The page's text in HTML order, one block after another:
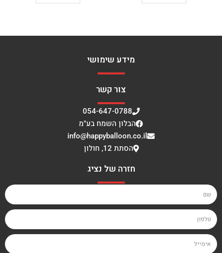
מידע שימושי
צור קשר
054-647-0788
הבלון השמח בע"מ
info@happyballoon.co.il
הסתת 12, חולון
חזרה של נציג